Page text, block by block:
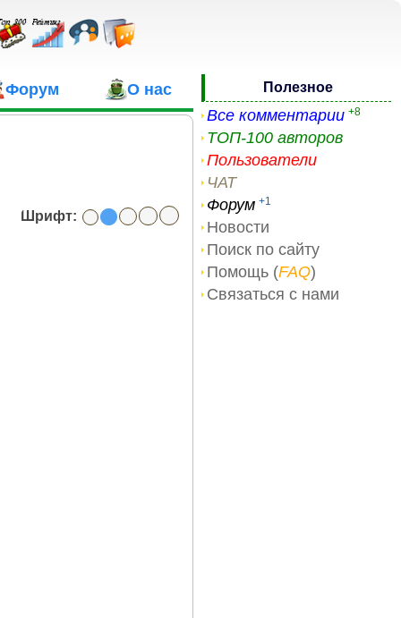
Форум О нас
Шрифт:
Полезное
Все комментарии +8
ТОП-100 авторов
Пользователи
ЧАТ
Форум +1
Новости
Поиск по сайту
Помощь (FAQ)
Связаться с нами